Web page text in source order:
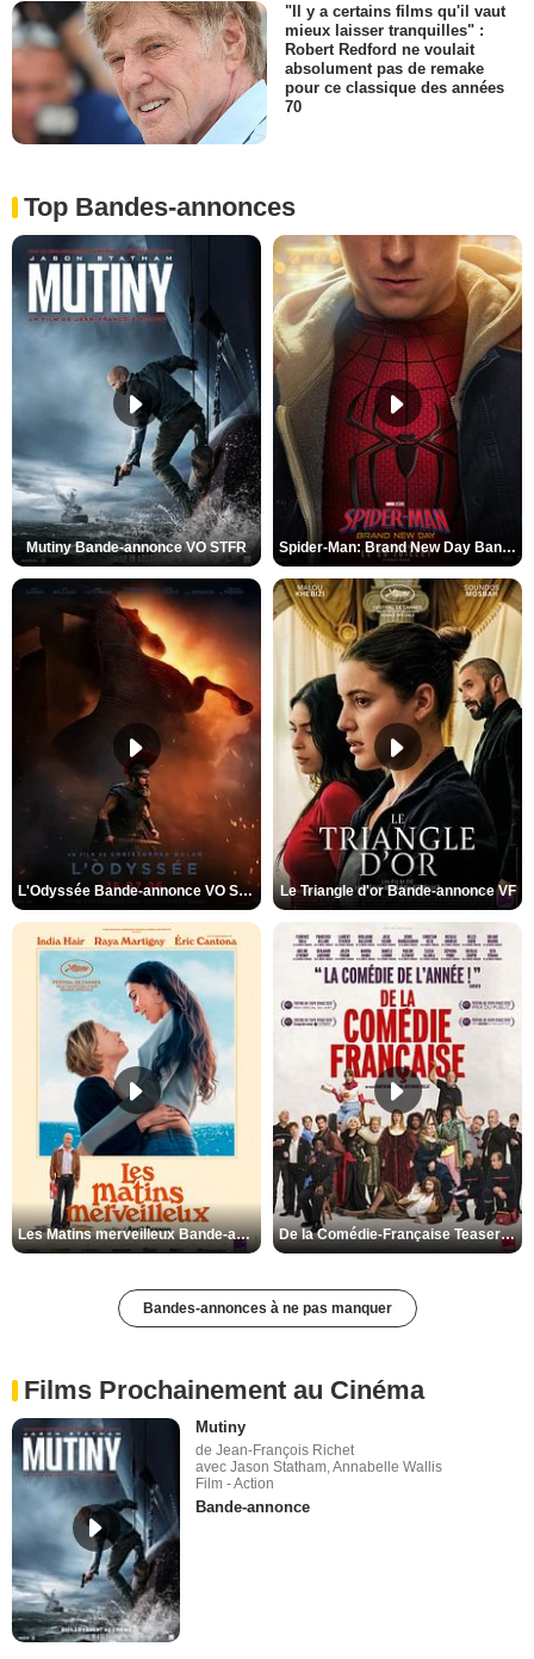
"Il y a certains films qu'il vaut
mieux laisser tranquilles" :
Robert Redford ne voulait
absolument pas de remake
pour ce classique des années
70
Top Bandes-annonces
Mutiny Bande-annonce VO STFR Spider-Man: Brand New Day Bande-annonce VO STFR
L'Odyssée Bande-annonce VO STFR Le Triangle d'or Bande-annonce VF
Les Matins merveilleux Bande-annonce VF De la Comédie-Française Teaser VF
Bandes-annonces à ne pas manquer
Films Prochainement au Cinéma
Mutiny
de Jean-François Richet
avec Jason Statham, Annabelle Wallis
Film - Action
Bande-annonce